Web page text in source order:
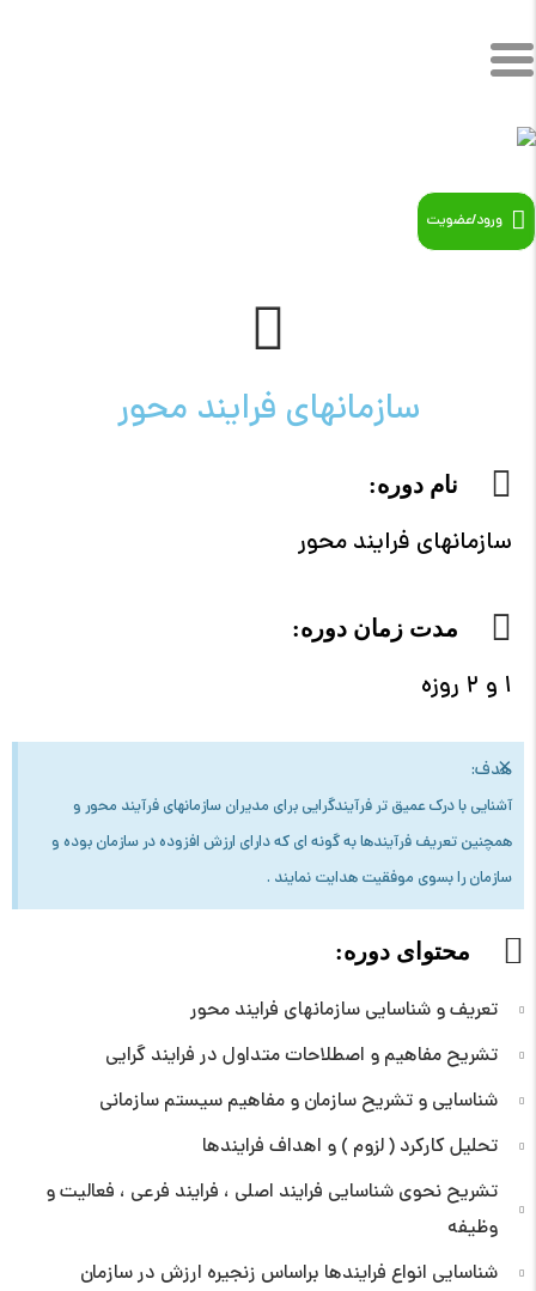
ورود/عضویت
سازمانهای فرایند محور
نام دوره:
سازمانهای فرایند محور
مدت زمان دوره:
۱ و ۲ روزه
هدف:
آشنایی با درک عمیق تر فرآیندگرایی برای مدیران سازمانهای فرآیند محور و
همچنین تعریف فرآیندها به گونه ای که دارای ارزش افزوده در سازمان بوده و
سازمان را بسوی موفقیت هدایت نمایند .
×
محتوای دوره:
تعریف و شناسایی سازمانهای فرایند محور
تشریح مفاهیم و اصطلاحات متداول در فرایند گرایی
شناسایی و تشریح سازمان و مفاهیم سیستم سازمانی
تحلیل کارکرد ( لزوم ) و اهداف فرایندها
تشریح نحوی شناسایی فرایند اصلی ، فرایند فرعی ، فعالیت و
وظیفه
شناسایی انواع فرایندها براساس زنجیره ارزش در سازمان